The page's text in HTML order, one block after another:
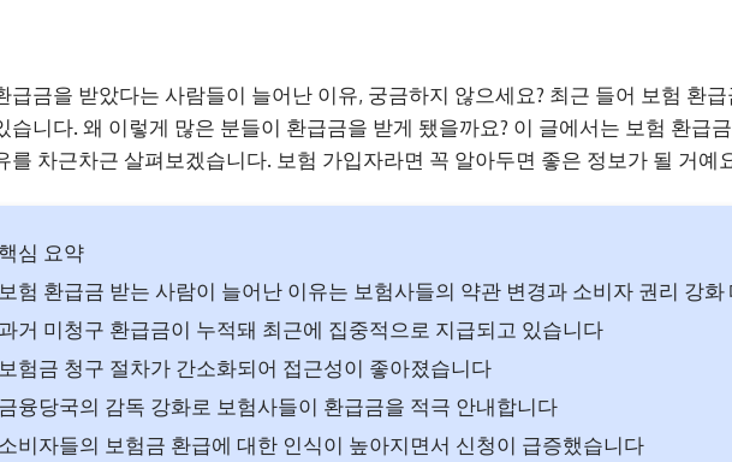
급금을 받았다는 사람들이 늘어난 이유, 궁금하지 않으세요? 최근 들어 보험 환
습니다. 왜 이렇게 많은 분들이 환급금을 받게 됐을까요? 이 글에서는 보험 환급
를 차근차근 살펴보겠습니다. 보험 가입자라면 꼭 알아두면 좋은 정보가 될 거예
핵심 요약
보험 환급금 받는 사람이 늘어난 이유는 보험사들의 약관 변경과 소비자 권리 강
과거 미청구 환급금이 누적돼 최근에 집중적으로 지급되고 있습니다
보험금 청구 절차가 간소화되어 접근성이 좋아졌습니다
금융당국의 감독 강화로 보험사들이 환급금을 적극 안내합니다
소비자들의 보험금 환급에 대한 인식이 높아지면서 신청이 급증했습니다